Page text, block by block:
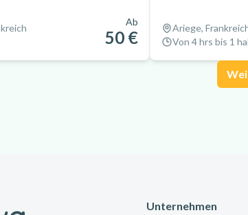
Ab
50 €
Ariege,
Von 4 hrs bis 1
Unternehmen